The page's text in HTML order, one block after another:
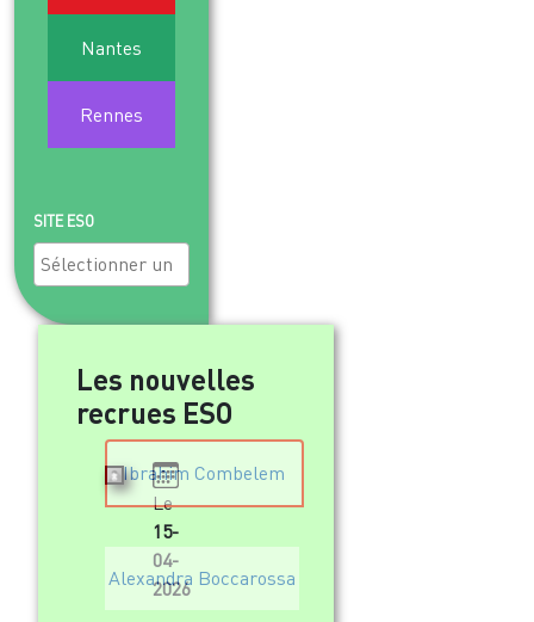
Nantes
Rennes
SITE ESO
Les nouvelles
recrues ESO
Ibrahim Combelem
Alexandra Boccarossa
Le
15-
04-
2026